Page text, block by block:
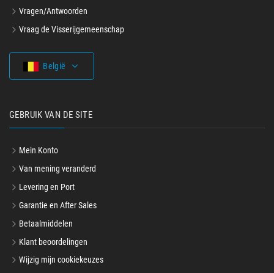
Vragen/Antwoorden
Vraag de Visserijgemeenschap
België
GEBRUIK VAN DE SITE
Mein Konto
Van mening veranderd
Levering en Port
Garantie en After Sales
Betaalmiddelen
Klant beoordelingen
Wijzig mijn cookiekeuzes